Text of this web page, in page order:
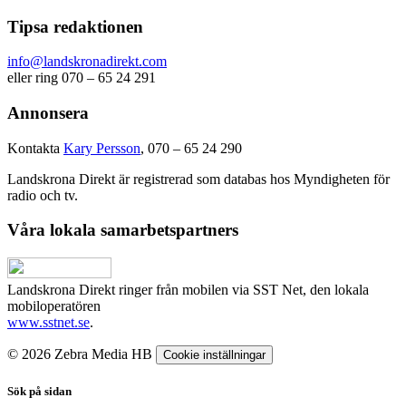
Tipsa redaktionen
info@landskronadirekt.com
eller ring 070 – 65 24 291
Annonsera
Kontakta Kary Persson, 070 – 65 24 290
Landskrona Direkt är registrerad som databas hos Myndigheten för
radio och tv.
Våra lokala samarbetspartners
Landskrona Direkt ringer från mobilen via SST Net, den lokala
mobiloperatören
www.sstnet.se.
© 2026 Zebra Media HB Cookie inställningar
Sök på sidan